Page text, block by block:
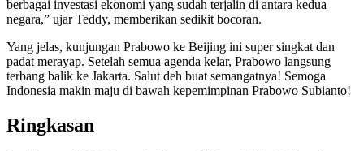
berbagai investasi ekonomi yang sudah terjalin di antara kedua
negara,” ujar Teddy, memberikan sedikit bocoran.
Yang jelas, kunjungan Prabowo ke Beijing ini super singkat dan
padat merayap. Setelah semua agenda kelar, Prabowo langsung
terbang balik ke Jakarta. Salut deh buat semangatnya! Semoga
Indonesia makin maju di bawah kepemimpinan Prabowo Subianto!
Ringkasan